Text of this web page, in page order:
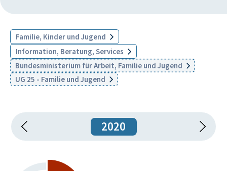
Familie, Kinder und Jugend
Information, Beratung, Services
Bundesministerium für Arbeit, Familie und Jugend
UG 25 - Familie und Jugend
2020